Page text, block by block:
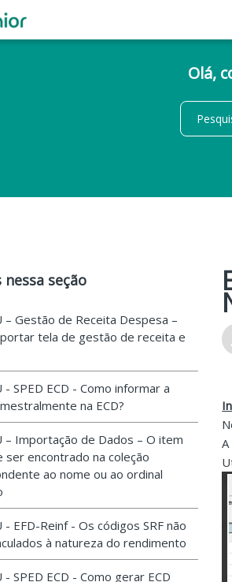
Olá,
seção
– Gestão de Receita Despesa –
tela de gestão de receita e
- SPED ECD - Como informar a
na ECD?
– Importação de Dados – O item
ser encontrado na coleção
ao nome ou ao ordinal
- EFD-Reinf - Os códigos SRF não
à natureza do rendimento
- SPED ECD - Como gerar ECD